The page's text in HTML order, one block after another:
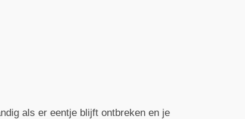
als er eentje blijft ontbreken en je